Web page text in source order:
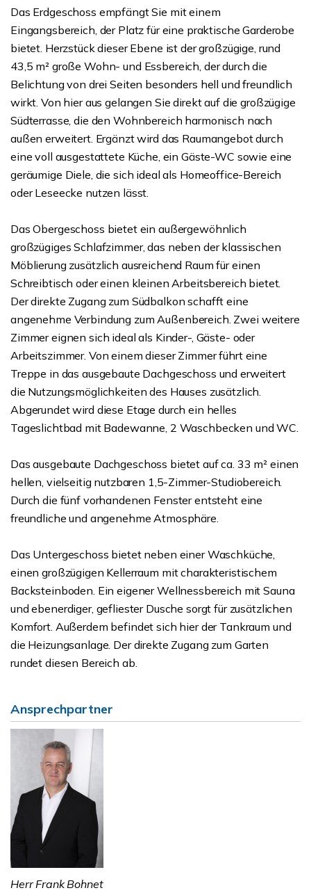
Das Erdgeschoss empfängt Sie mit einem
Eingangsbereich, der Platz für eine praktische Garderobe
bietet. Herzstück dieser Ebene ist der großzügige, rund
43,5 m² große Wohn- und Essbereich, der durch die
Belichtung von drei Seiten besonders hell und freundlich
wirkt. Von hier aus gelangen Sie direkt auf die großzügige
Südterrasse, die den Wohnbereich harmonisch nach
außen erweitert. Ergänzt wird das Raumangebot durch
eine voll ausgestattete Küche, ein Gäste-WC sowie eine
geräumige Diele, die sich ideal als Homeoffice-Bereich
oder Leseecke nutzen lässt.
Das Obergeschoss bietet ein außergewöhnlich
großzügiges Schlafzimmer, das neben der klassischen
Möblierung zusätzlich ausreichend Raum für einen
Schreibtisch oder einen kleinen Arbeitsbereich bietet.
Der direkte Zugang zum Südbalkon schafft eine
angenehme Verbindung zum Außenbereich. Zwei weitere
Zimmer eignen sich ideal als Kinder-, Gäste- oder
Arbeitszimmer. Von einem dieser Zimmer führt eine
Treppe in das ausgebaute Dachgeschoss und erweitert
die Nutzungsmöglichkeiten des Hauses zusätzlich.
Abgerundet wird diese Etage durch ein helles
Tageslichtbad mit Badewanne, 2 Waschbecken und WC.
Das ausgebaute Dachgeschoss bietet auf ca. 33 m² einen
hellen, vielseitig nutzbaren 1,5-Zimmer-Studiobereich.
Durch die fünf vorhandenen Fenster entsteht eine
freundliche und angenehme Atmosphäre.
Das Untergeschoss bietet neben einer Waschküche,
einen großzügigen Kellerraum mit charakteristischem
Backsteinboden. Ein eigener Wellnessbereich mit Sauna
und ebenerdiger, gefliester Dusche sorgt für zusätzlichen
Komfort. Außerdem befindet sich hier der Tankraum und
die Heizungsanlage. Der direkte Zugang zum Garten
rundet diesen Bereich ab.
Ansprechpartner
Herr Frank Bohnet